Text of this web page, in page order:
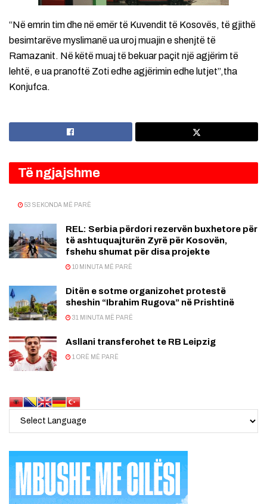
“Në emrin tim dhe në emër të Kuvendit të Kosovës, të gjithë
besimtarëve myslimanë ua uroj muajin e shenjtë të
Ramazanit. Në këtë muaj të bekuar paçit një agjërim të
lehtë, e ua pranoftë Zoti edhe agjërimin edhe lutjet”,tha
Konjufca.
Të ngjajshme
53 SEKONDA MË PARË
REL: Serbia përdori rezervën buxhetore për
të ashtuquajturën Zyrë për Kosovën,
fshehu shumat për disa projekte
10 MINUTA MË PARË
Ditën e sotme organizohet protestë
sheshin “Ibrahim Rugova” në Prishtinë
31 MINUTA MË PARË
Asllani transferohet te RB Leipzig
1 ORË MË PARË